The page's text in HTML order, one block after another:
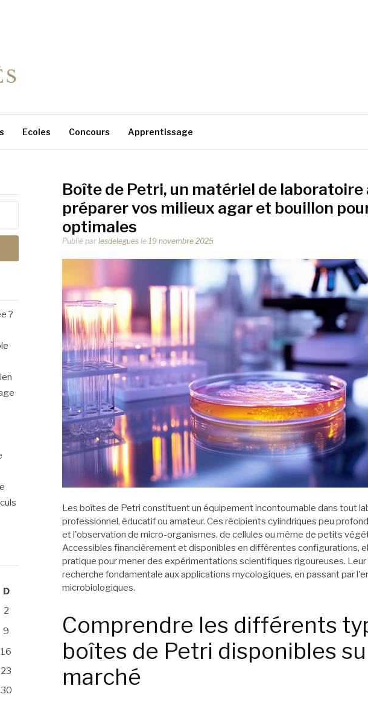
Ecoles Concours Apprentissage
Boîte de Petri, un matériel de laboratoire
préparer vos milieux agar et bouillon
optimales
Publié par lesdelegues le 19 novembre 2025
Les boîtes de Petri constituent un équipement incontournable dans tout
professionnel, éducatif ou amateur. Ces récipients cylindriques peu
et l'observation de micro-organismes, de cellules ou même de petits
Accessibles financièrement et disponibles en différentes configurations,
pratique pour mener des expérimentations scientifiques rigoureuses.
recherche fondamentale aux applications mycologiques, en passant par
microbiologiques.
Comprendre les différents
boîtes de Petri disponibles
marché
?
D
2
9
16
23
30